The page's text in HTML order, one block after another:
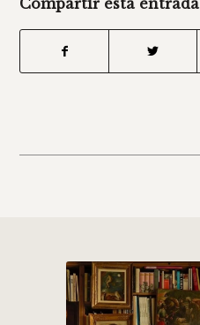
Compartir esta entrada